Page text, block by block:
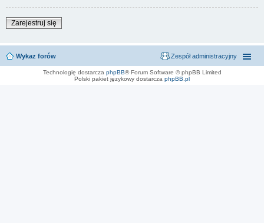
Zarejestruj się
Wykaz forów Zespół administracyjny
Technologię dostarcza phpBB® Forum Software © phpBB Limited
Polski pakiet językowy dostarcza phpBB.pl